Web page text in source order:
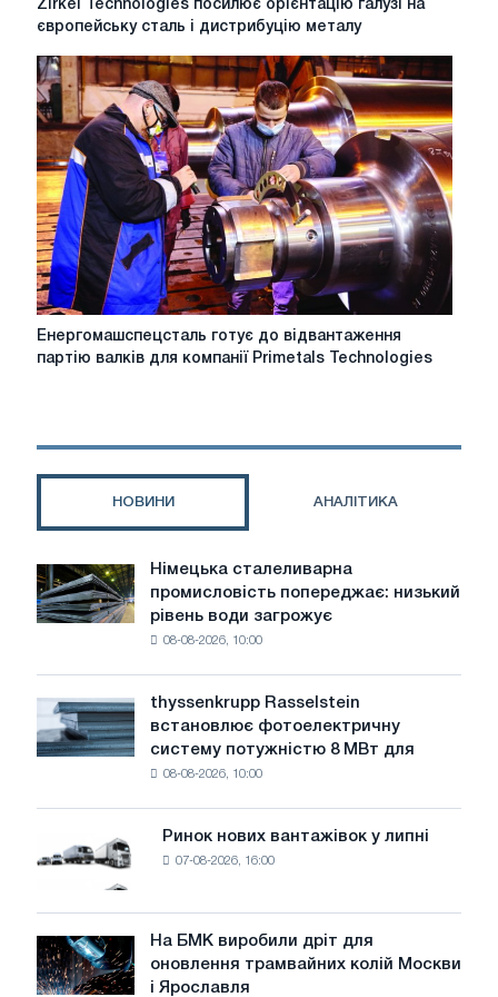
Technologies
орієнтацію
галузі
на
європейську
сталь
і
дистрибуцію
металу
Zirkel Technologies посилює орієнтацію галузі на
європейську сталь і дистрибуцію металу
Енергомашспецсталь
готує
валків
Technologies
Енергомашспецсталь готує до відвантаження
партію валків для компанії Primetals Technologies
НОВИНИ АНАЛІТИКА
Німецька
сталеливарна
промисловість
води
загрожує
безпеці
Німецька сталеливарна
промисловість попереджає: низький
рівень води загрожує
08-08-2026, 10:00
thyssenkrupp
Rasselstein
встановлює
фотоелектричну
досягнення
цілей
декарбонізації
thyssenkrupp Rasselstein
встановлює фотоелектричну
систему потужністю 8 МВт для
08-08-2026, 10:00
Ринок
нових
вантажівок
у
липні
Ринок нових вантажівок у липні
07-08-2026, 16:00
На
БМК
виробили
На БМК виробили дріт для
оновлення трамвайних колій Москви
і Ярославля